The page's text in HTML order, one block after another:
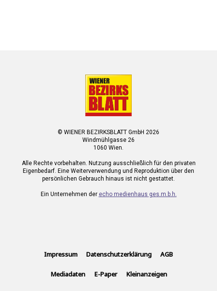
© WIENER BEZIRKSBLATT GmbH 2026
Windmühlgasse 26
1060 Wien.
Alle Rechte vorbehalten. Nutzung ausschließlich für den privaten
Eigenbedarf. Eine Weiterverwendung und Reproduktion über den
persönlichen Gebrauch hinaus ist nicht gestattet.
Ein Unternehmen der echo medienhaus ges.m.b.h.
Impressum Datenschutzerklärung AGB
Mediadaten E-Paper Kleinanzeigen